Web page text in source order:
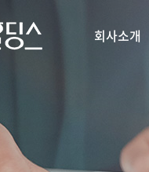
회사소개